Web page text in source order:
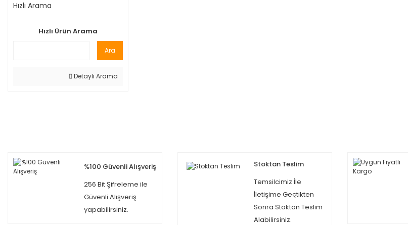
Hızlı Arama
Hızlı Ürün Arama
Ara
Detaylı Arama
%100 Güvenli Alışveriş
256 Bit Şifreleme ile
Güvenli Alışveriş
yapabilirsiniz.
Stoktan Teslim
Temsilcimiz İle
İletişime Geçtikten
Sonra Stoktan Teslim
Alabilirsiniz.